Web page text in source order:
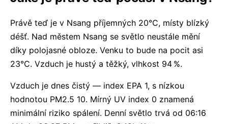
Právě teď je v Nsang příjemných 20°C, místy blízký
déšť. Nad městem Nsang se světlo neustále mění
díky polojasné obloze. Venku to bude na pocit asi
23°C. Vzduch je hustý a těžký, vlhkost 94 %.
Vzduch je dnes čistý — index EPA 1, s nízkou
hodnotou PM2.5 10. Mírný UV index 0 znamená
minimální riziko spálení. Denní světlo trvá od 06:16